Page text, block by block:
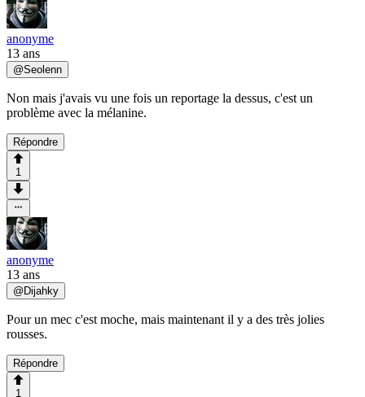
anonyme
13 ans
@Seolenn
Non mais j'avais vu une fois un reportage la dessus, c'est un
problème avec la mélanine.
Répondre
1
anonyme
13 ans
@ Dijahky
Pour un mec c'est moche, mais maintenant il y a des très jolies
rousses.
Répondre
1